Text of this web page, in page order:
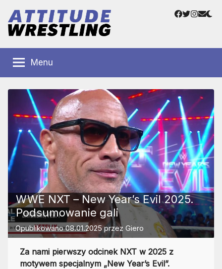
treści
Wrestling
Polska
Wrestlingu
Facebook
Twitter
Menu
WWE NXT – New Year’s Evil 2025.
Podsumowanie gali
Opublikowano08.01.2025przez Giero
Za nami pierwszy odcinek NXT w 2025 z
motywem specjalnym „New Year’s Evil”.